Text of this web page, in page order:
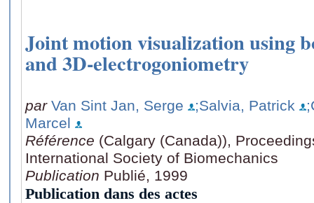
Joint motion visualization using
and 3D-electrogoniometry
par Van Sint Jan, Serge ;Salvia, Patrick
Marcel
Référence (Calgary (Canada)),
International Society of Biomechanics
Publication Publié, 1999
Publication dans des actes